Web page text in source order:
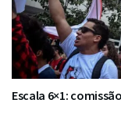
Escala 6×1: